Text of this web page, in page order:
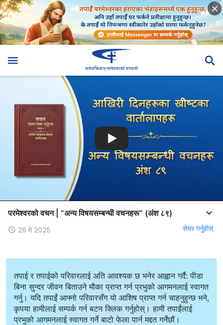
परमेश्‍वरको वचन | “अन्य विषयसम्बन्धी वचनहरू” (अंश ८९)
26 मे 2025 सेयर गर्नुहोस्
तपाई र तपाईको परिवारलाई अति आवश्यक छ भनेर आह्वान गर्दै: पीडा
बिना सुन्दर जीवन बिताउने मौका प्राप्त गर्न प्रभुको आगमनलाई स्वागत
गर्नु। यदि तपाईं आफ्नो परिवारसँग यो आशिष प्राप्त गर्न चाहनुहुन्छ भने,
कृपया हामीलाई सम्पर्क गर्न बटन क्लिक गर्नुहोस्। हामी तपाईंलाई
प्रभुको आगमनलाई स्वागत गर्ने बाटो फेला पार्न मद्दत गर्नेछौं।